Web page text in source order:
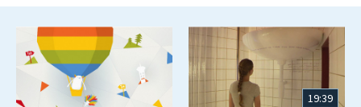
19:39